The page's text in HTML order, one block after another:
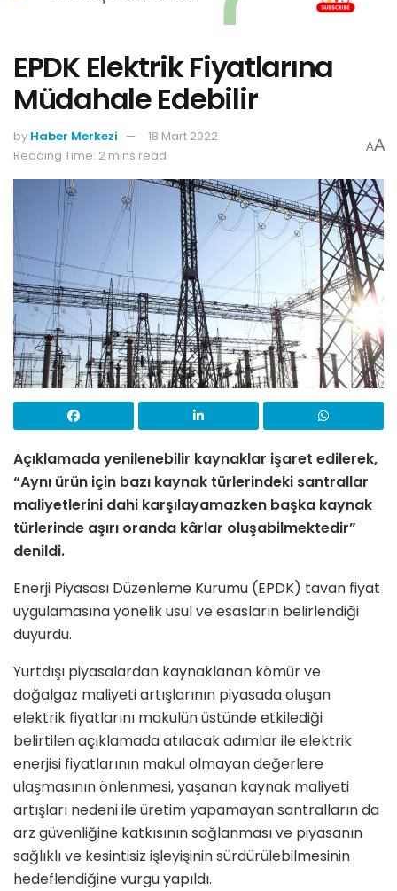
EPDK Elektrik Fiyatlarına
Müdahale Edebilir
by Haber Merkezi
18 Mart 2022
Reading Time: 2 mins read
AA
Açıklamada yenilenebilir kaynaklar işaret edilerek,
“Aynı ürün için bazı kaynak türlerindeki santrallar
maliyetlerini dahi karşılayamazken başka kaynak
türlerinde aşırı oranda kârlar oluşabilmektedir”
denildi.
Enerji Piyasası Düzenleme Kurumu (EPDK) tavan fiyat
uygulamasına yönelik usul ve esasların belirlendiği
duyurdu.
Yurtdışı piyasalardan kaynaklanan kömür ve
doğalgaz maliyeti artışlarının piyasada oluşan
elektrik fiyatlarını makulün üstünde etkilediği
belirtilen açıklamada atılacak adımlar ile elektrik
enerjisi fiyatlarının makul olmayan değerlere
ulaşmasının önlenmesi, yaşanan kaynak maliyeti
artışları nedeni ile üretim yapamayan santralların da
arz güvenliğine katkısının sağlanması ve piyasanın
sağlıklı ve kesintisiz işleyişinin sürdürülebilmesinin
hedeflendiğine vurgu yapıldı.